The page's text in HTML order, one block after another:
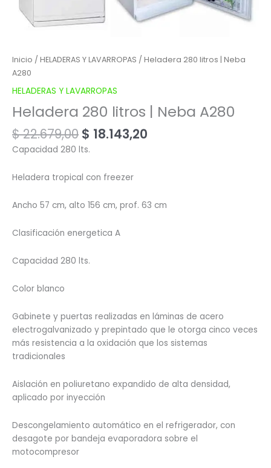
Inicio / HELADERAS Y LAVARROPAS / Heladera 280 litros | Neba
A280
HELADERAS Y LAVARROPAS
Heladera 280 litros | Neba A280
$22.679,00 $ 18.143,20
Capacidad 280 lts.
Heladera tropical con freezer
Ancho 57 cm, alto 156 cm, prof. 63 cm
Clasificación energetica A
Capacidad 280 lts.
Color blanco
Gabinete y puertas realizadas en láminas de acero
electrogalvanizado y prepintado que le otorga cinco veces
más resistencia a la oxidación que los sistemas
tradicionales
Aislación en poliuretano expandido de alta densidad,
aplicado por inyección
Descongelamiento automático en el refrigerador, con
desagote por bandeja evaporadora sobre el
motocompresor